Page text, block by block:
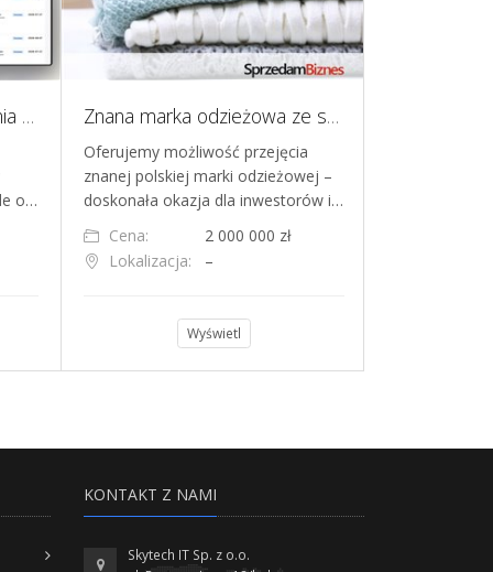
Aplikacja AI do wyszukiwania przetargów publicznych e-Zamówienia BZP
o…
Znana marka odzieżowa ze sklepami internetowymi oraz stacjonarnymi
Oferujemy możliwość przejęcia
znanej polskiej marki odzieżowej –
doskonała okazja dla inwestorów i…
Cena:
2 000 000 zł
Lokalizacja:
–
Wyświetl
KONTAKT Z NAMI
Skytech IT Sp. z o.o.